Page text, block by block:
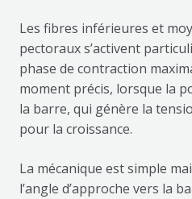
Les fibres inférieures et
pectoraux s’activent
phase de contraction
moment précis, lorsque la
la barre, qui génère la
pour la croissance.
La mécanique est simple
l’angle d’approche vers la